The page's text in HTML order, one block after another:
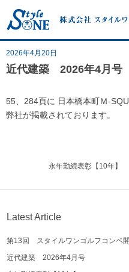
2026年4月20日
近代建築 2026年4月号
55、284頁に 日本橋本町Ｍ-
弊社が掲載されております。
永年勤続表彰【10年】
Latest Article
第13回 スタイルワンゴルフコンペ
近代建築 2026年4月号